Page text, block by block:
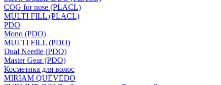
COG for nose (PLACL)
MULTI FILL (PLACL)
PDO
Mono (PDO)
MULTI FILL (PDO)
Dual Needle (PDO)
Master Gear (PDO)
Косметика для волос
MIRIAM QUEVEDO